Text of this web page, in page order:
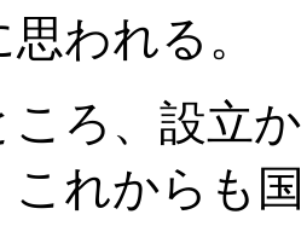
われる。
ろ、設立
これからも